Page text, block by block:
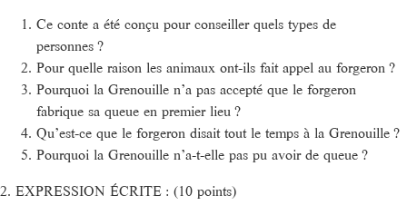
Ce conte a été conçu pour conseiller quels types de
personnes ?
Pour quelle raison les animaux ont-ils fait appel au forgeron ?
Pourquoi la Grenouille n’a pas accepté que le forgeron
fabrique sa queue en premier lieu ?
Qu’est-ce que le forgeron disait tout le temps à la Grenouille ?
Pourquoi la Grenouille n’a-t-elle pas pu avoir de queue ?
2. EXPRESSION ÉCRITE : (10 points)